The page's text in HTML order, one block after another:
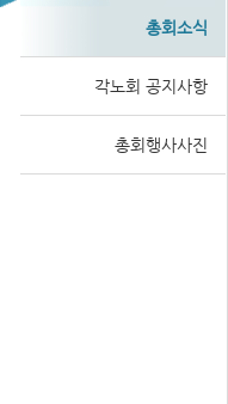
총회소식
각노회 공지사항
총회행사사진